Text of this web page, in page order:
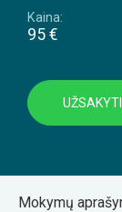
Kaina:
95 €
UŽSAKYTI
Mokymų